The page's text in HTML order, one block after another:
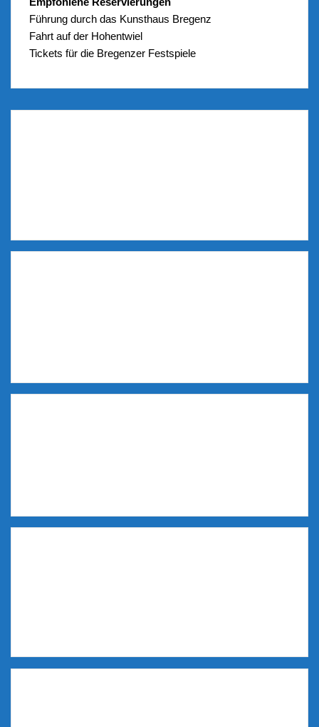
Führung durch das Kunsthaus Bregenz
Fahrt auf der Hohentwiel
Tickets für die Bregenzer Festspiele